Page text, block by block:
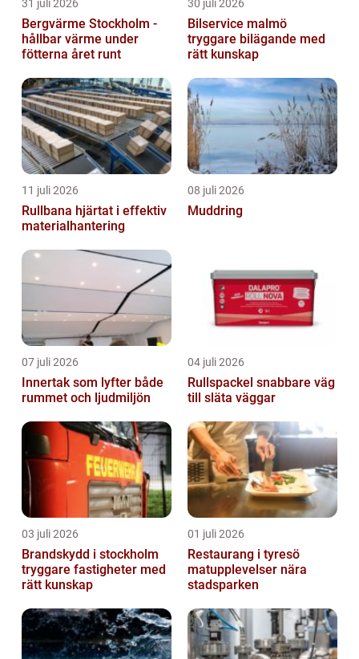
31 juli 2026
Bergvärme Stockholm -
hållbar värme under
fötterna året runt
30 juli 2026
Bilservice malmö
tryggare bilägande med
rätt kunskap
11 juli 2026
Rullbana hjärtat i effektiv
materialhantering
08 juli 2026
Muddring
07 juli 2026
Innertak som lyfter både
rummet och ljudmiljön
04 juli 2026
Rullspackel snabbare väg
till släta väggar
03 juli 2026
Brandskydd i stockholm
tryggare fastigheter med
rätt kunskap
01 juli 2026
Restaurang i tyresö
matupplevelser nära
stadsparken